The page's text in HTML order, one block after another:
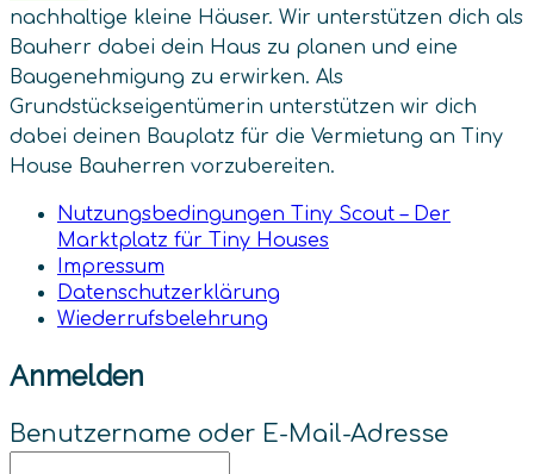
nachhaltige kleine Häuser. Wir unterstützen dich als
Bauherr dabei dein Haus zu planen und eine
Baugenehmigung zu erwirken. Als
Grundstückseigentümerin unterstützen wir dich
dabei deinen Bauplatz für die Vermietung an Tiny
House Bauherren vorzubereiten.
Nutzungsbedingungen Tiny Scout – Der
Marktplatz für Tiny Houses
Impressum
Datenschutz­erklärung
Wiederrufsbelehrung
Anmelden
Benutzername oder E-Mail-Adresse